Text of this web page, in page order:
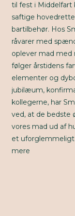
til fest i
saftige
bartilbehør. Hos
råvarer med
oplever mad med
følger årstidens
elementer og
jubilæum,
kollegerne, har
ved, at de bedste
vores mad ud af
et uforglemmeligt
mere